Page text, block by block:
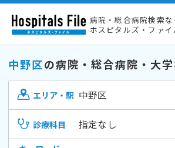
病院・総合病院検索な
ホスピタルズ・ファイ
中野区の病院・総合病院・大
エリア・駅 中野区
診療科目 指定なし